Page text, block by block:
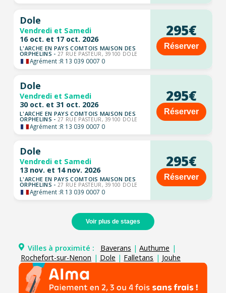
Dole
Vendredi et Samedi
16 oct. et 17 oct. 2026
L'ARCHE EN PAYS COMTOIS MAISON DES
ORPHELINS - 27 RUE PASTEUR, 39100 DOLE
Agrément :R 13 039 0007 0
295€
Réserver
Dole
Vendredi et Samedi
30 oct. et 31 oct. 2026
L'ARCHE EN PAYS COMTOIS MAISON DES
ORPHELINS - 27 RUE PASTEUR, 39100 DOLE
Agrément :R 13 039 0007 0
295€
Réserver
Dole
Vendredi et Samedi
13 nov. et 14 nov. 2026
L'ARCHE EN PAYS COMTOIS MAISON DES
ORPHELINS - 27 RUE PASTEUR, 39100 DOLE
Agrément :R 13 039 0007 0
295€
Réserver
Voir plus de stages
Villes à proximité : Baverans | Authume |
Rochefort-sur-Nenon | Dole | Falletans | Jouhe